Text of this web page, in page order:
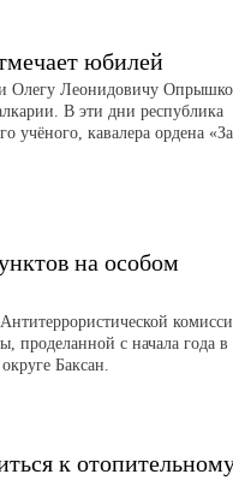
юбилей
Олегу Леонидовичу Опрышко
В эти дни республика
учёного, кавалера ордена «За
на особом
проделанной с начала года в
Баксан.
к